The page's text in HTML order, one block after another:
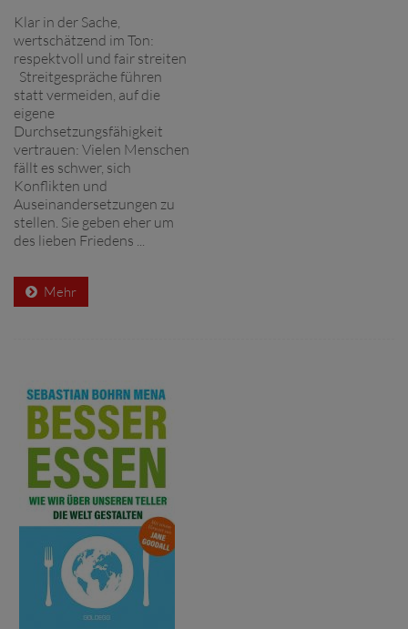
Klar in der Sache,
wertschätzend im Ton:
respektvoll und fair streiten
Streitgespräche führen
statt vermeiden, auf die
eigene
Durchsetzungsfähigkeit
vertrauen: Vielen Menschen
fällt es schwer, sich
Konflikten und
Auseinandersetzungen zu
stellen. Sie geben eher um
des lieben Friedens ...
Mehr